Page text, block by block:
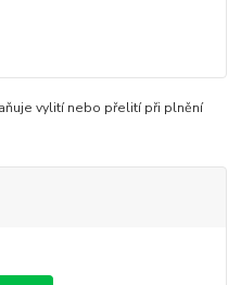
vylití nebo přelití při plnění